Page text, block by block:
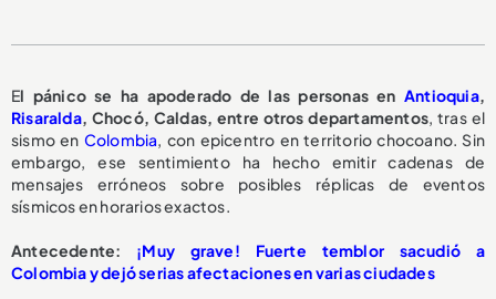
El pánico se ha apoderado de las personas en Antioquia,
Risaralda, Chocó, Caldas, entre otros departamentos, tras el
sismo en Colombia, con epicentro en territorio chocoano. Sin
embargo, ese sentimiento ha hecho emitir cadenas de
mensajes erróneos sobre posibles réplicas de eventos
sísmicos en horarios exactos.
Antecedente: ¡Muy grave! Fuerte temblor sacudió a
Colombia y dejó serias afectaciones en varias ciudades